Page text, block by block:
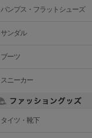
パンプス・フラットシューズ
サンダル
ブーツ
スニーカー
タイツ・靴下